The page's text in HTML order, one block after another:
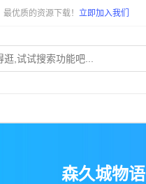
优质的资源下载！ 立即加入我们
森久城物语